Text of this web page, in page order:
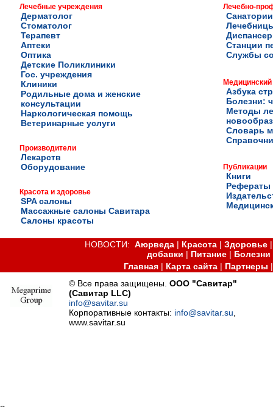
Лечебные учреждения
Дерматолог
Стоматолог
Терапевт
Аптеки
Оптика
Детские Поликлиники
Гос. учреждения
Клиники
Родильные дома и женские
консультации
Наркологическая помощь
Ветеринарные услуги
Производители
Лекарств
Оборудование
Красота и здоровье
SPA салоны
Массажные салоны Савитара
Салоны красоты
Лечебно-
Станции
Службы
Медицинский
Азбука
Болезни:
Методы
Словарь
Публикации
Книги
Рефераты
НОВОСТИ:Аюрведа | Красота |Здоровье
добавки | Питание| Болезни
Главная| Карта сайта| Партнеры
© Все права защищены.ООО "Савитар"
(Савитар LLC)
info@savitar.su
Корпоративные контакты: info@savitar.su
www.savitar.su